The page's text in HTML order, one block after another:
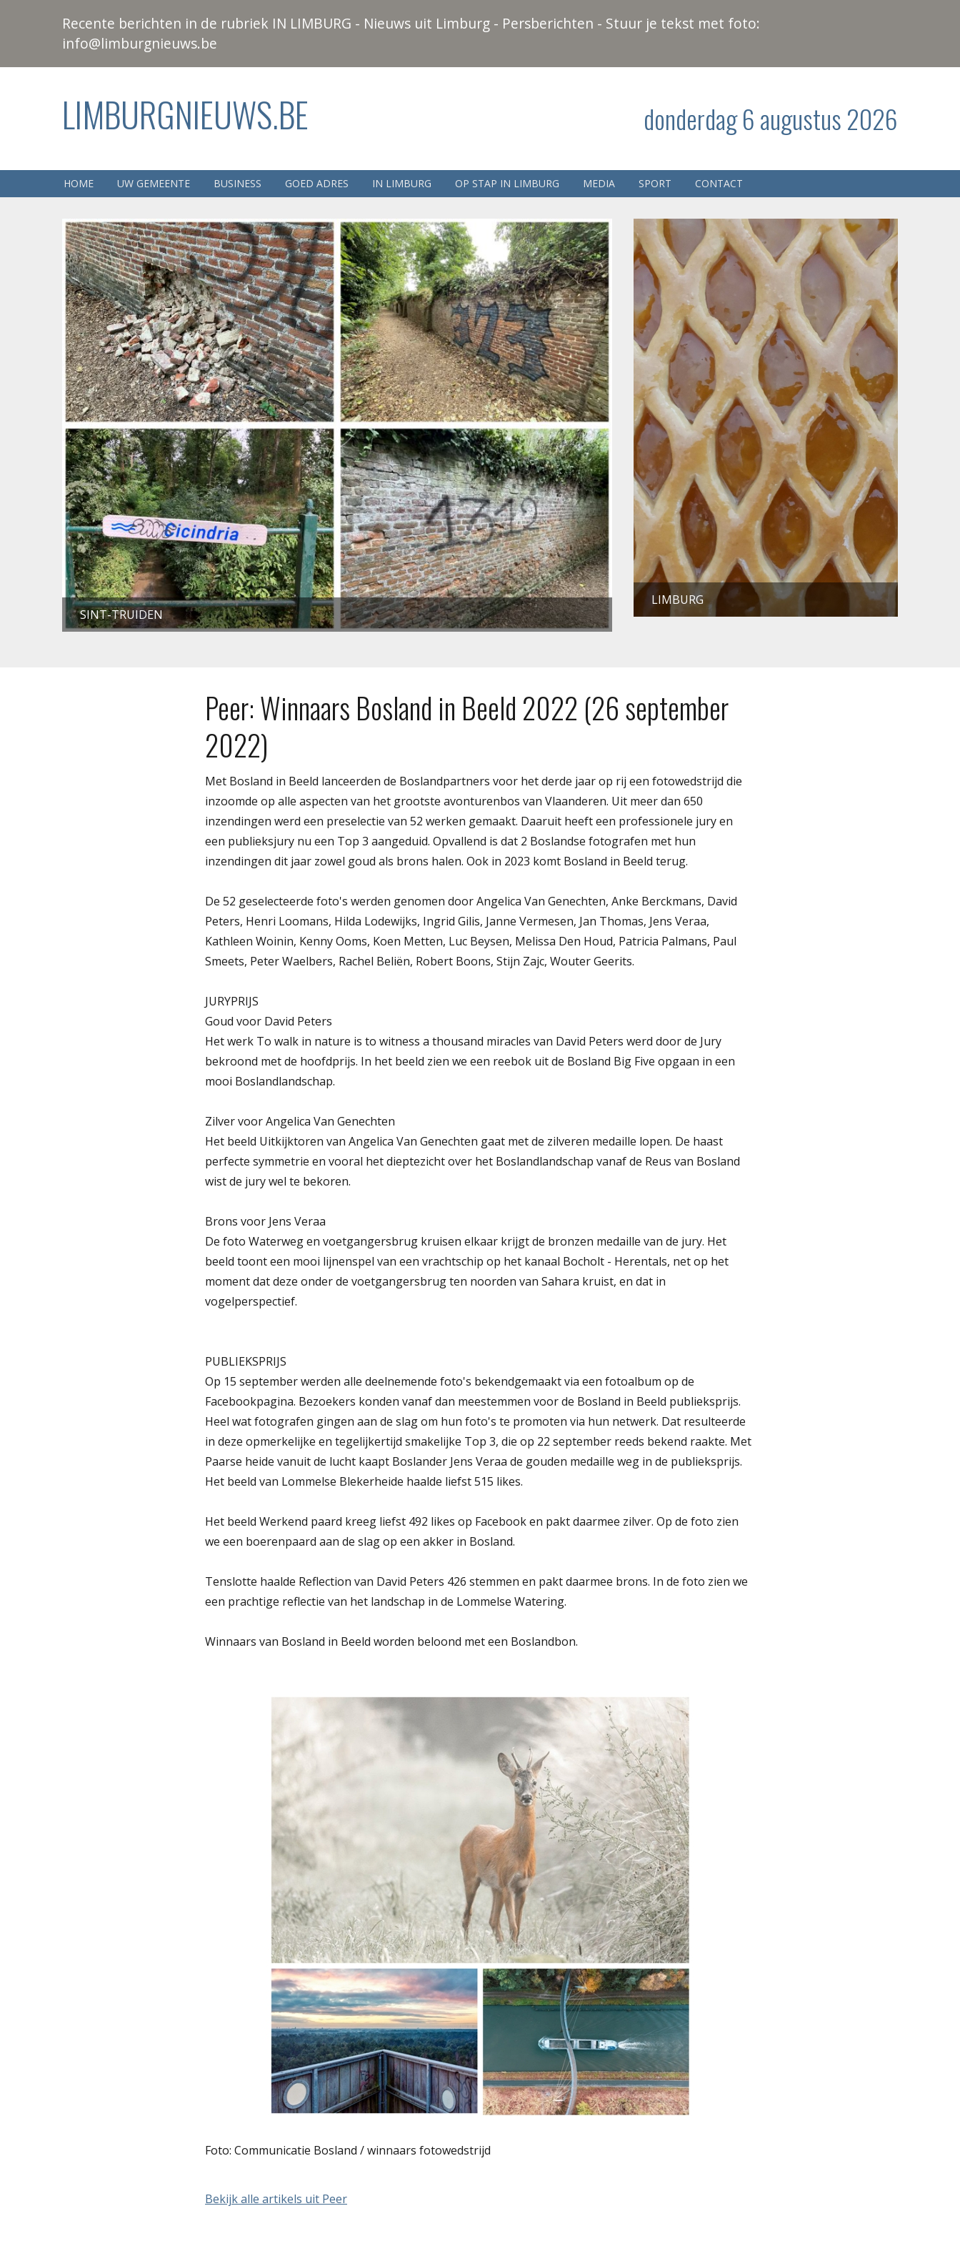
Recente berichten in de rubriek IN LIMBURG - Nieuws uit Limburg - Persberichten - Stuur je tekst met foto:
info@limburgnieuws.be
LIMBURGNIEUWS.BE donderdag 6 augustus 2026
HOME UW GEMEENTE BUSINESS GOED ADRES IN LIMBURG OP STAP IN LIMBURG MEDIA SPORT CONTACT
SINT-TRUIDEN
LIMBURG
Peer: Winnaars Bosland in Beeld 2022 (26 september
2022)
Met Bosland in Beeld lanceerden de Boslandpartners voor het derde jaar op rij een fotowedstrijd die
inzoomde op alle aspecten van het grootste avonturenbos van Vlaanderen. Uit meer dan 650
inzendingen werd een preselectie van 52 werken gemaakt. Daaruit heeft een professionele jury en
een publieksjury nu een Top 3 aangeduid. Opvallend is dat 2 Boslandse fotografen met hun
inzendingen dit jaar zowel goud als brons halen. Ook in 2023 komt Bosland in Beeld terug.
De 52 geselecteerde foto's werden genomen door Angelica Van Genechten, Anke Berckmans, David
Peters, Henri Loomans, Hilda Lodewijks, Ingrid Gilis, Janne Vermesen, Jan Thomas, Jens Veraa,
Kathleen Woinin, Kenny Ooms, Koen Metten, Luc Beysen, Melissa Den Houd, Patricia Palmans, Paul
Smeets, Peter Waelbers, Rachel Beliën, Robert Boons, Stijn Zajc, Wouter Geerits.
JURYPRIJS
Goud voor David Peters
Het werk To walk in nature is to witness a thousand miracles van David Peters werd door de Jury
bekroond met de hoofdprijs. In het beeld zien we een reebok uit de Bosland Big Five opgaan in een
mooi Boslandlandschap.
Zilver voor Angelica Van Genechten
Het beeld Uitkijktoren van Angelica Van Genechten gaat met de zilveren medaille lopen. De haast
perfecte symmetrie en vooral het dieptezicht over het Boslandlandschap vanaf de Reus van Bosland
wist de jury wel te bekoren.
Brons voor Jens Veraa
De foto Waterweg en voetgangersbrug kruisen elkaar krijgt de bronzen medaille van de jury. Het
beeld toont een mooi lijnenspel van een vrachtschip op het kanaal Bocholt - Herentals, net op het
moment dat deze onder de voetgangersbrug ten noorden van Sahara kruist, en dat in
vogelperspectief.
PUBLIEKSPRIJS
Op 15 september werden alle deelnemende foto's bekendgemaakt via een fotoalbum op de
Facebookpagina. Bezoekers konden vanaf dan meestemmen voor de Bosland in Beeld publieksprijs.
Heel wat fotografen gingen aan de slag om hun foto's te promoten via hun netwerk. Dat resulteerde
in deze opmerkelijke en tegelijkertijd smakelijke Top 3, die op 22 september reeds bekend raakte. Met
Paarse heide vanuit de lucht kaapt Boslander Jens Veraa de gouden medaille weg in de publieksprijs.
Het beeld van Lommelse Blekerheide haalde liefst 515 likes.
Het beeld Werkend paard kreeg liefst 492 likes op Facebook en pakt daarmee zilver. Op de foto zien
we een boerenpaard aan de slag op een akker in Bosland.
Tenslotte haalde Reflection van David Peters 426 stemmen en pakt daarmee brons. In de foto zien we
een prachtige reflectie van het landschap in de Lommelse Watering.
Winnaars van Bosland in Beeld worden beloond met een Boslandbon.
Foto: Communicatie Bosland / winnaars fotowedstrijd
Bekijk alle artikels uit Peer